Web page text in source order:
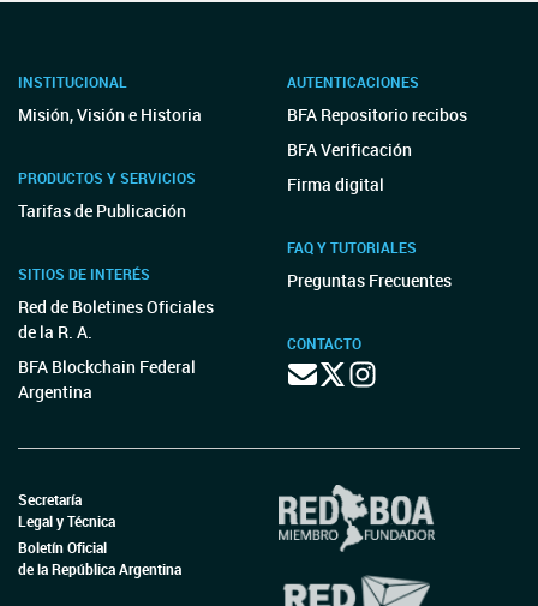
INSTITUCIONAL
Misión, Visión e Historia
PRODUCTOS Y SERVICIOS
Tarifas de Publicación
SITIOS DE INTERÉS
Red de Boletines Oficiales
de la R. A.
BFA Blockchain Federal
Argentina
AUTENTICACIONES
BFA Repositorio recibos
BFA Verificación
Firma digital
FAQ Y TUTORIALES
Preguntas Frecuentes
CONTACTO
Secretaría
Legal y Técnica
Boletín Oficial
de la República Argentina